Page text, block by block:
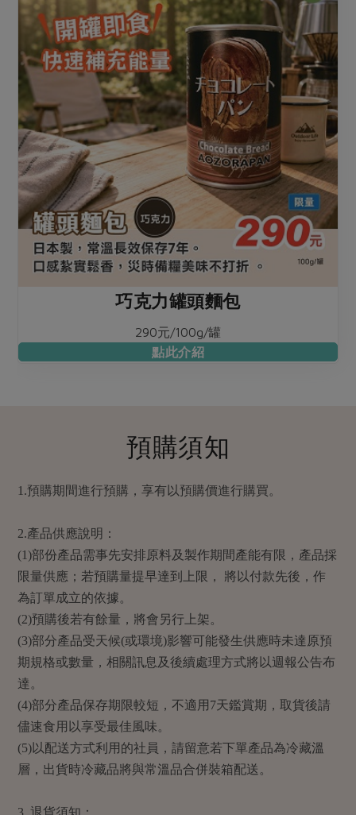
巧克力罐頭麵包
290元/100g/罐
點此介紹
預購須知
1.預購期間進行預購，享有以預購價進行購買。
2.產品供應說明：
(1)部份產品需事先安排原料及製作期間產能有限，產品採
限量供應；若預購量提早達到上限， 將以付款先後，作
為訂單成立的依據。
(2)預購後若有餘量，將會另行上架。
(3)部分產品受天候(或環境)影響可能發生供應時未達原預
期規格或數量，相關訊息及後續處理方式將以週報公告布
達。
(4)部分產品保存期限較短，不適用7天鑑賞期，取貨後請
儘速食用以享受最佳風味。
(5)以配送方式利用的社員，請留意若下單產品為冷藏溫
層，出貨時冷藏品將與常溫品合併裝箱配送。
3. 退貨須知：